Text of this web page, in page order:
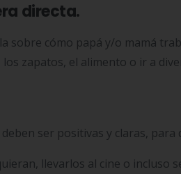
directa.
sobre cómo papá y/o mamá
zapatos, el alimento o ir a
ser positivas y claras,
llevarlos al cine o incluso